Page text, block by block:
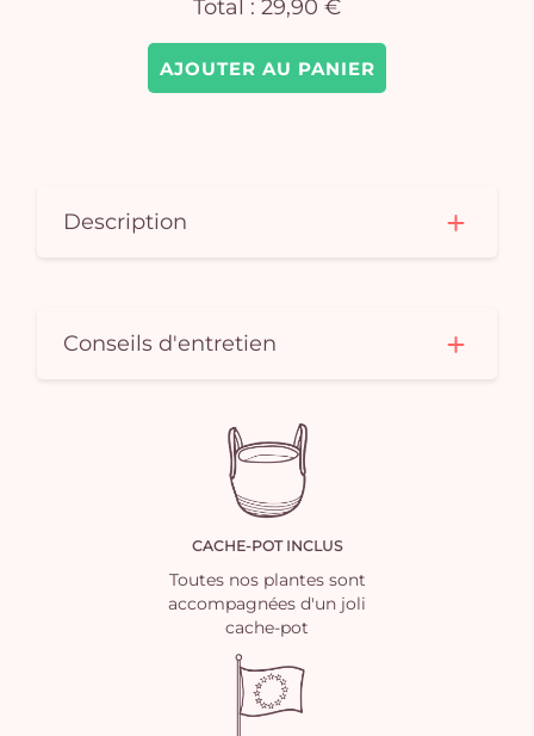
AJOUTER AU PANIER
Total : 29,90 €
Description
Conseils d'entretien
CACHE-POT INCLUS
Toutes nos plantes sont
accompagnées d'un joli
cache-pot